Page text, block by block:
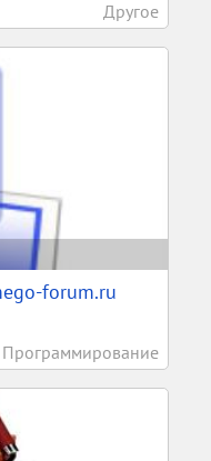
Другое
forum.ru
Программирование